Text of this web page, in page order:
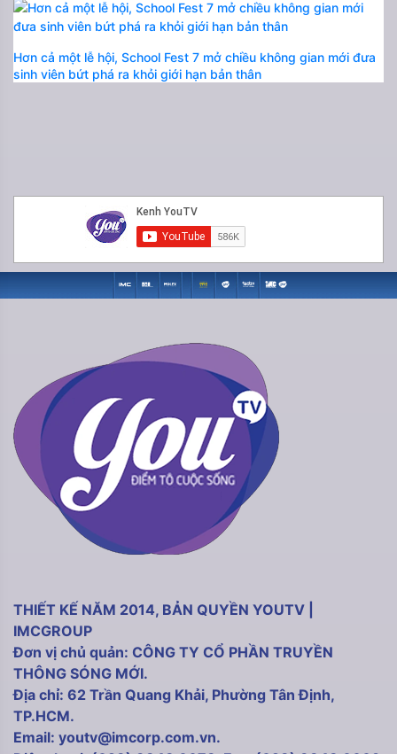
Hơn cả một lễ hội, School Fest 7 mở chiều không gian mới đưa
sinh viên bứt phá ra khỏi giới hạn bản thân
THIẾT KẾ NĂM 2014, BẢN QUYỀN YOUTV |
IMCGROUP
Đơn vị chủ quản: CÔNG TY CỔ PHẦN TRUYỀN
THÔNG SÓNG MỚI.
Địa chỉ: 62 Trần Quang Khải, Phường Tân Định,
TP.HCM.
Email: youtv@imcorp.com.vn.